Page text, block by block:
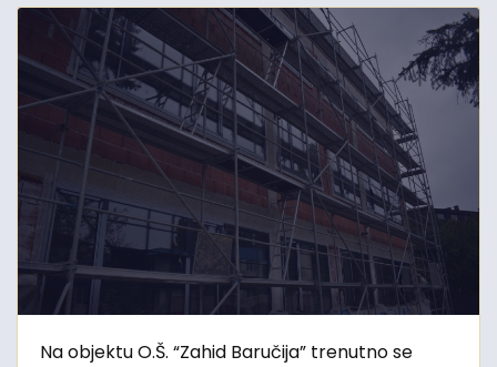
Na objektu O.Š. “Zahid Baručija” trenutno se